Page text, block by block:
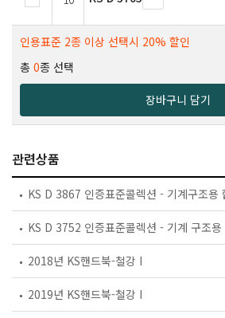
인용표준 2종 이상 선택시 20% 할인
총 0종 선택
장바구니 담기
관련상품
KS D 3867 인증표준콜렉션 - 기계구조용
KS D 3752 인증표준콜렉션 - 기계 구조용
2018년 KS핸드북-철강 I
2019년 KS핸드북-철강 I